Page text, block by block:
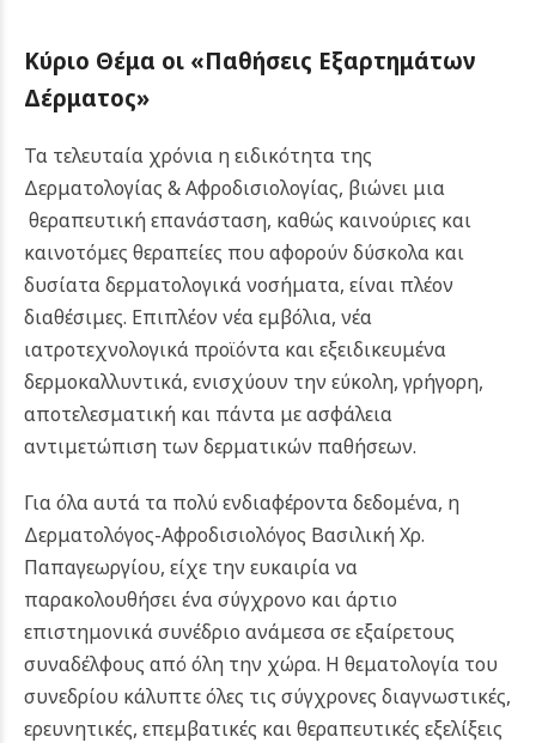
Κύριο Θέμα οι «Παθήσεις Εξαρτημάτων
Δέρματος»
Τα τελευταία χρόνια η ειδικότητα της
Δερματολογίας & Αφροδισιολογίας, βιώνει μια
θεραπευτική επανάσταση, καθώς καινούριες και
καινοτόμες θεραπείες που αφορούν δύσκολα και
δυσίατα δερματολογικά νοσήματα, είναι πλέον
διαθέσιμες. Επιπλέον νέα εμβόλια, νέα
ιατροτεχνολογικά προϊόντα και εξειδικευμένα
δερμοκαλλυντικά, ενισχύουν την εύκολη, γρήγορη,
αποτελεσματική και πάντα με ασφάλεια
αντιμετώπιση των δερματικών παθήσεων.
Για όλα αυτά τα πολύ ενδιαφέροντα δεδομένα, η
Δερματολόγος-Αφροδισιολόγος Βασιλική Χρ.
Παπαγεωργίου, είχε την ευκαιρία να
παρακολουθήσει ένα σύγχρονο και άρτιο
επιστημονικά συνέδριο ανάμεσα σε εξαίρετους
συναδέλφους από όλη την χώρα. Η θεματολογία του
συνεδρίου κάλυπτε όλες τις σύγχρονες διαγνωστικές,
ερευνητικές, επεμβατικές και θεραπευτικές εξελίξεις